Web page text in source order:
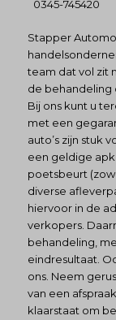
0345-745420
Stapper
team dat vol zit
de behandeling
Bij ons kunt u
met een
auto’s zijn stuk
een geldige
poetsbeurt
diverse
hiervoor in de
verkopers.
behandeling,
eindresultaat.
ons. Neem
van een
klaarstaat om